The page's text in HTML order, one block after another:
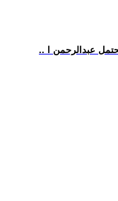
عبدالرحمن ا